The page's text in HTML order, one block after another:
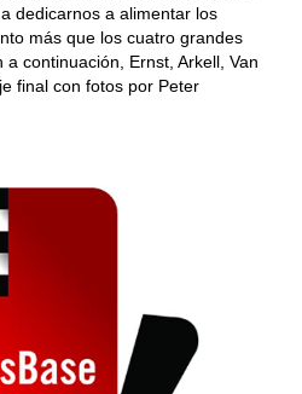
dedicarnos a alimentar los
más que los cuatro grandes
continuación, Ernst, Arkell, Van
final con fotos por Peter